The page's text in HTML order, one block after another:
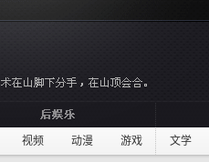
视频 动漫 游戏 文学